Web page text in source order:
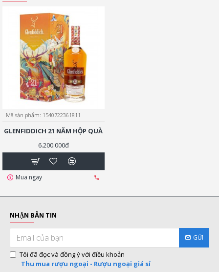
Mã sản phẩm: 1540722361811
GLENFIDDICH 21 NĂM HỘP QUÀ
6.200.000đ
Mua ngay
NHẬN BẢN TIN
GỬI
Tôi đã đọc và đồng ý với điều khoản
Thu mua rượu ngoại - Rượu ngoại giá sỉ